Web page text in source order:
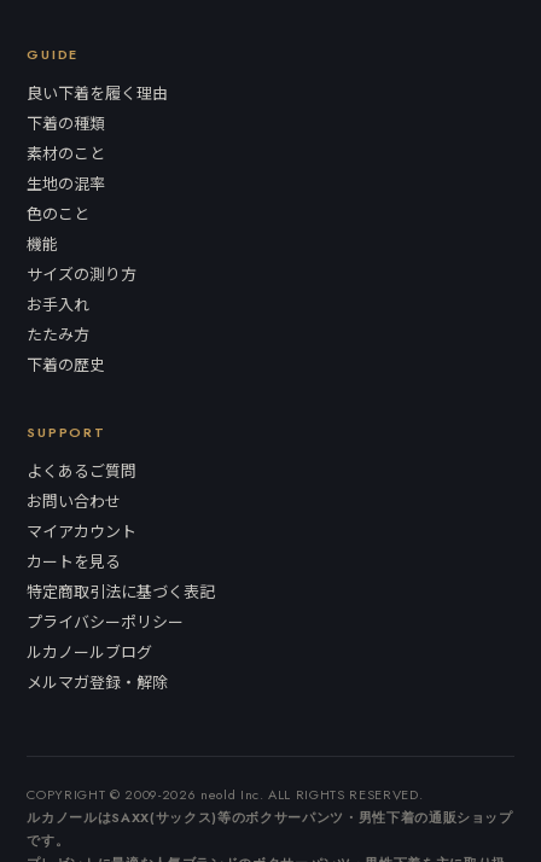
GUIDE
良い下着を履く理由
下着の種類
素材のこと
生地の混率
色のこと
機能
サイズの測り方
お手入れ
たたみ方
下着の歴史
SUPPORT
よくあるご質問
お問い合わせ
マイアカウント
カートを見る
特定商取引法に基づく表記
プライバシーポリシー
ルカノールブログ
メルマガ登録・解除
COPYRIGHT © 2009-2026 neold Inc. ALL RIGHTS RESERVED.
ルカノールはSAXX(サックス)等のボクサーパンツ・男性下着の通販ショップ
です。